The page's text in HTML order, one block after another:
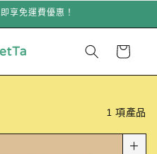
享免運費優惠！
物
1 項產品
＋